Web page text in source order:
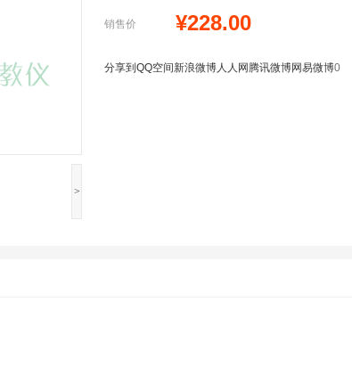
>
销售价 ¥228.00
分享到 QQ空间新浪微博人人网 腾讯微博网易微博0